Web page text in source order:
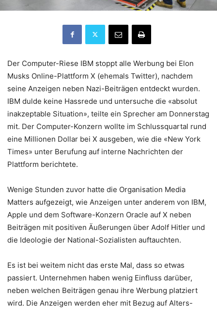
Der Computer-Riese IBM stoppt alle Werbung bei Elon
Musks Online-Plattform X (ehemals Twitter), nachdem
seine Anzeigen neben Nazi-Beiträgen entdeckt wurden.
IBM dulde keine Hassrede und untersuche die «absolut
inakzeptable Situation», teilte ein Sprecher am Donnerstag
mit. Der Computer-Konzern wollte im Schlussquartal rund
eine Millionen Dollar bei X ausgeben, wie die «New York
Times» unter Berufung auf interne Nachrichten der
Plattform berichtete.
Wenige Stunden zuvor hatte die Organisation Media
Matters aufgezeigt, wie Anzeigen unter anderem von IBM,
Apple und dem Software-Konzern Oracle auf X neben
Beiträgen mit positiven Äußerungen über Adolf Hitler und
die Ideologie der National-Sozialisten auftauchten.
Es ist bei weitem nicht das erste Mal, dass so etwas
passiert. Unternehmen haben wenig Einfluss darüber,
neben welchen Beiträgen genau ihre Werbung platziert
wird. Die Anzeigen werden eher mit Bezug auf Alters-